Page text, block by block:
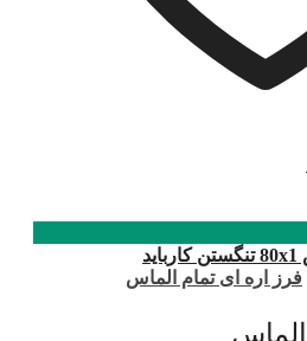
فرز اره ای تمام الماس